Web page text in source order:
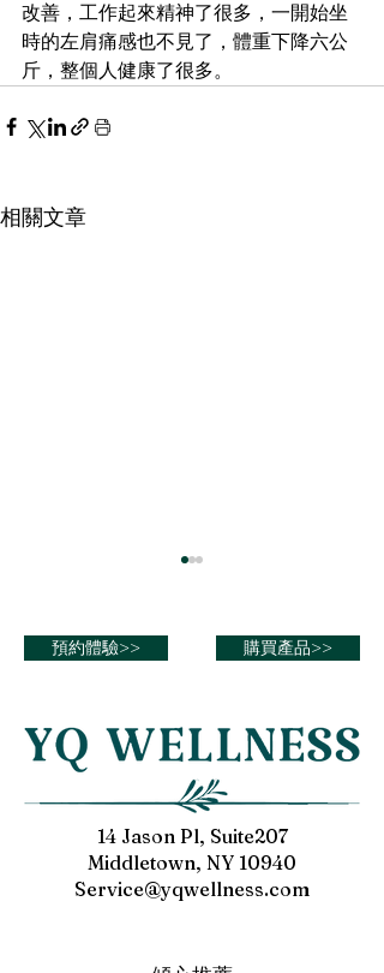
改善，工作起來精神了很多，一開始坐
時的左肩痛感也不見了，體重下降六公
斤，整個人健康了很多。
相關文章
預約體驗>> 購買產品>>
14 Jason Pl, Suite207
Middletown, NY 10940
Service@yqwellness.com